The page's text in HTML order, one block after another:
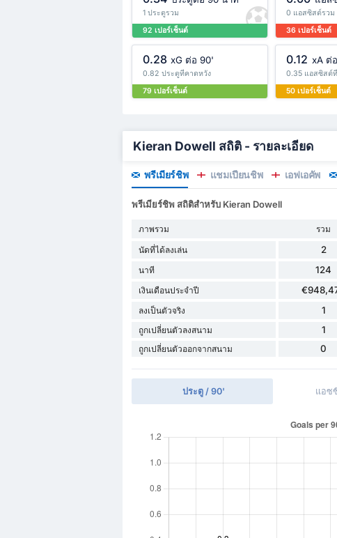
1 ประตูรวม
92 เปอร์เซ็นต์
0 แอสซิสต์รวม
36 เปอร์เซ็นต์
0.28 xG ต่อ 90'
0.82 ประตูที่คาดหวัง
79 เปอร์เซ็นต์
0.12 xA ต่
0.35 แอสซิสต์
50 เปอร์เซ็นต์
Kieran Dowell สถิติ - รายละเอียด
พรีเมียร์ชิพ แชมเปี้ยนชิพ เอฟเอคัพ
พรีเมียร์ชิพ สถิติสำหรับ Kieran Dowell
ภาพรวม รวม
นัดที่ได้ลงเล่น
2
นาที 124
เงินเดือนประจำปี
ลงเป็นตัวจริง 1
ถูกเปลี่ยนตัวลงสนาม 1
ถูกเปลี่ยนตัวออกจากสนาม 0
ประตู / 90' แอซ